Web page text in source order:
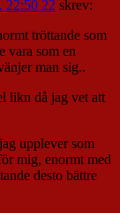
22:50 22 skrev:
tröttande som
vara som en
man sig..
likn då jag vet att
upplever som
mig, enormt med
desto bättre